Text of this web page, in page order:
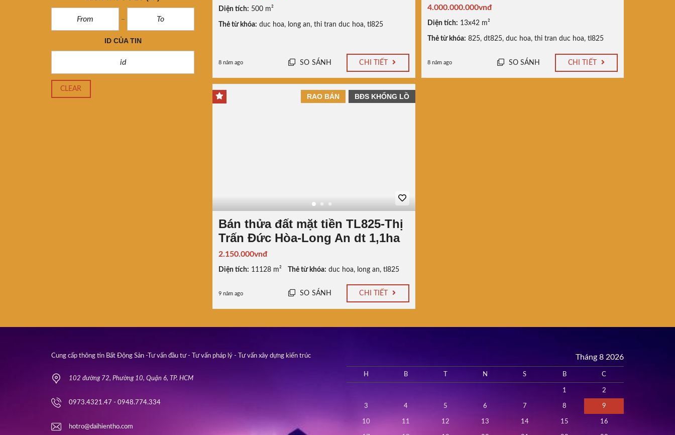
ID CỦA TIN
CLEAR
Diện tích: 500 m²
Thẻ từ khóa: duc hoa, long an, thi tran duc hoa, tl825
8 năm ago SO SÁNH CHI TIẾT
4.000.000.000vnđ
Diện tích: 13x42 m²
Thẻ từ khóa: 825, dt825, duc hoa, thi tran duc hoa, tl825
8 năm ago SO SÁNH CHI TIẾT
BĐS KHỔNG LỒ
RAO BÁN
Bán thửa đất mặt tiền TL825-Thị
Trấn Đức Hòa-Long An dt 1,1ha
2.150.000vnđ
Diện tích: 11128 m² Thẻ từ khóa: duc hoa, long an, tl825
9 năm ago SO SÁNH CHI TIẾT
Cung cấp thông tin Bất Động Sản -Tư vấn đầu tư - Tư vấn pháp lý - Tư vấn xây dựng kiến trúc
102 đường 72, Phường 10, Quận 6, TP. HCM
0973.4321.47 - 0948.774.334
hotro@daihientho.com
Tháng 8 2026
H B N S B C
1 2
3 4 5 6 7 8 9
10 11 12 13 14 15 16